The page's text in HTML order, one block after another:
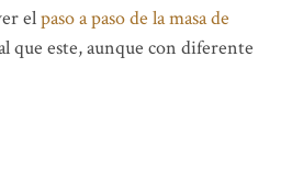
elpaso a paso de la masa de
que este, aunque con diferente